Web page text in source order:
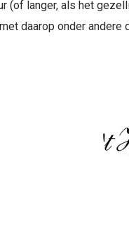
(of langer, als het
daarop onder andere